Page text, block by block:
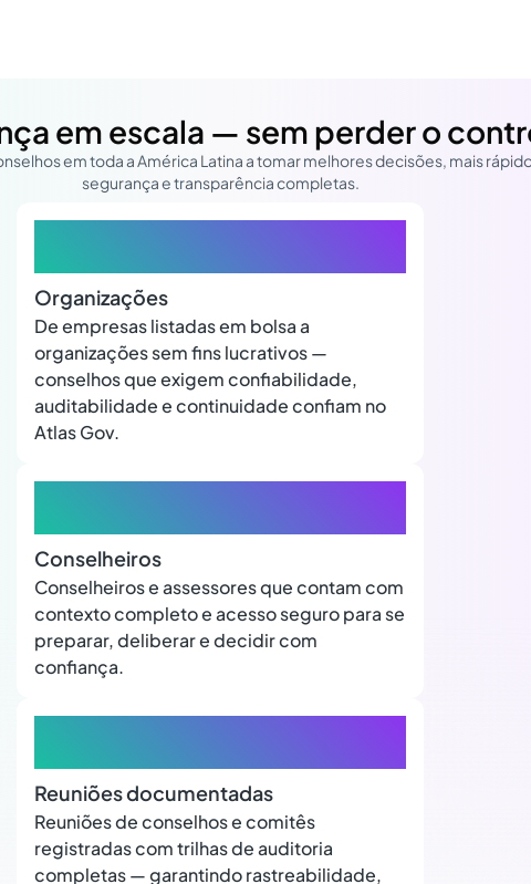
em escala — sem perder o
em toda a América Latina a tomar melhores decisões, mais
segurança e transparência completas.
Organizações
De empresas listadas em bolsa a
organizações sem fins lucrativos —
conselhos que exigem confiabilidade,
auditabilidade e continuidade confiam no
Atlas Gov.
Conselheiros
Conselheiros e assessores que contam com
contexto completo e acesso seguro para se
preparar, deliberar e decidir com
confiança.
Reuniões documentadas
Reuniões de conselhos e comitês
registradas com trilhas de auditoria
completas — garantindo rastreabilidade,